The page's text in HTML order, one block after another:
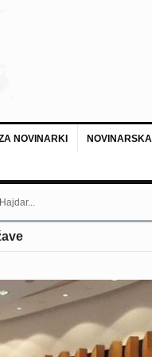
NOVINARKI